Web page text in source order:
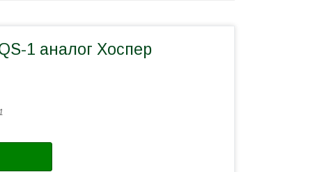
1 аналог Хоспер